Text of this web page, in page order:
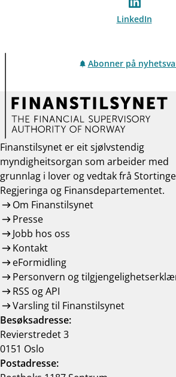
LinkedIn
Abonner på
Finanstilsynet er eit sjølvstendig
myndigheitsorgan som arbeider med
grunnlag i lover og vedtak frå
Regjeringa og Finansdepartementet.
Om Finanstilsynet
Presse
Jobb hos oss
Kontakt
eFormidling
Personvern og
RSS og API
Varsling til Finanstilsynet
Besøksadresse:
Revierstredet 3
0151 Oslo
Postadresse: